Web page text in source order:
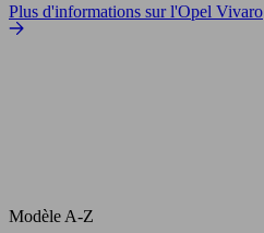
Plus d'informations sur l'Opel Vivaro
Modèle A-Z